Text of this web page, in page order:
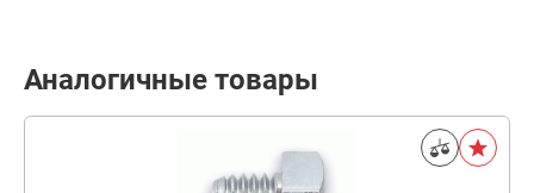
Аналогичные товары